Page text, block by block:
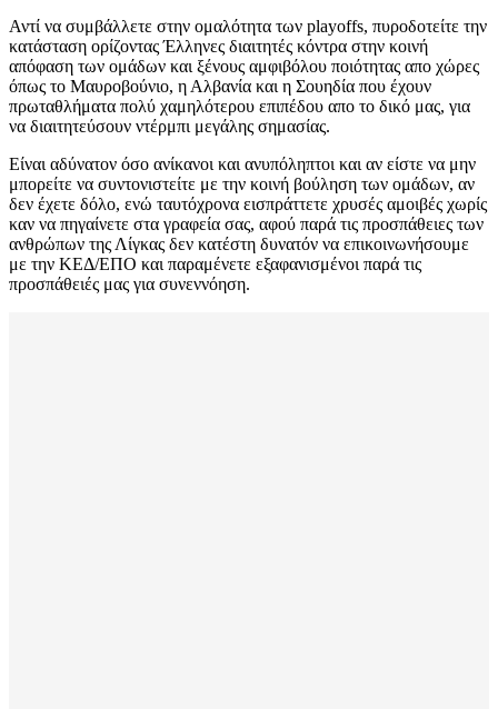
Αντί να συμβάλλετε στην ομαλότητα των playoffs, πυροδοτείτε την
κατάσταση ορίζοντας Έλληνες διαιτητές κόντρα στην κοινή
απόφαση των ομάδων και ξένους αμφιβόλου ποιότητας απο χώρες
όπως το Μαυροβούνιο, η Αλβανία και η Σουηδία που έχουν
πρωταθλήματα πολύ χαμηλότερου επιπέδου απο το δικό μας, για
να διαιτητεύσουν ντέρμπι μεγάλης σημασίας.
Είναι αδύνατον όσο ανίκανοι και ανυπόληπτοι και αν είστε να μην
μπορείτε να συντονιστείτε με την κοινή βούληση των ομάδων, αν
δεν έχετε δόλο, ενώ ταυτόχρονα εισπράττετε χρυσές αμοιβές χωρίς
καν να πηγαίνετε στα γραφεία σας, αφού παρά τις προσπάθειες των
ανθρώπων της Λίγκας δεν κατέστη δυνατόν να επικοινωνήσουμε
με την ΚΕΔ/ΕΠΟ και παραμένετε εξαφανισμένοι παρά τις
προσπάθειές μας για συνεννόηση.